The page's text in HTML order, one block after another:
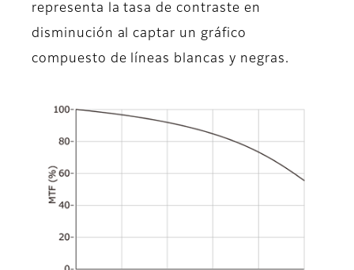
representa la tasa de contraste en
disminución al captar un gráfico
compuesto de líneas blancas y negras.